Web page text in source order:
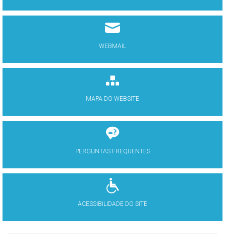
WEBMAIL
MAPA DO WEBSITE
PERGUNTAS FREQUENTES
ACESSIBILIDADE DO SITE